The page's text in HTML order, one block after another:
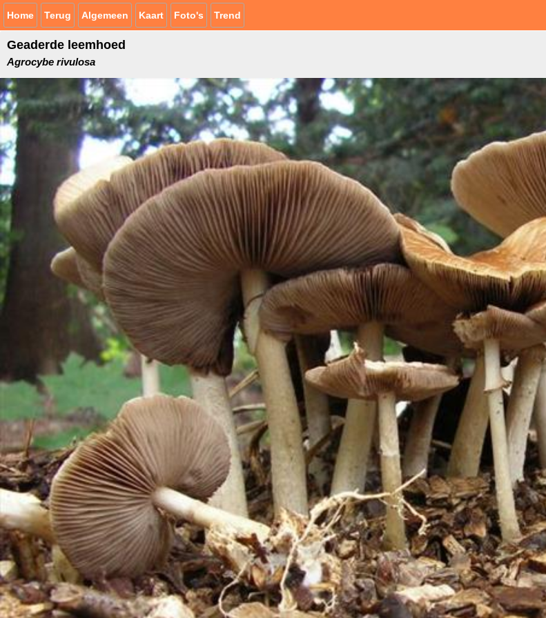
Home Terug Algemeen Kaart Foto's Trend
Geaderde leemhoed
Agrocybe rivulosa